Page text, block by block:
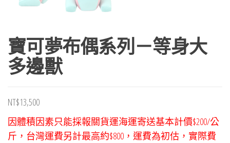
寶可夢布偶系列－等身大
多邊獸
NT$13,500
因體積因素只能採報關貨運海運寄送基本計價$200/公
斤，台灣運費另計最高約$800，運費為初估，實際費